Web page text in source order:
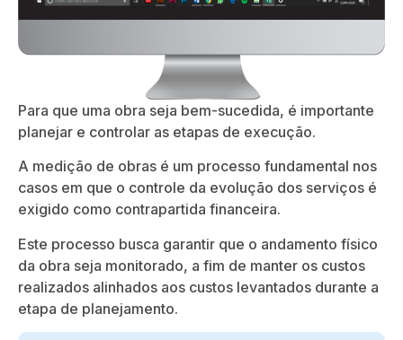
Para que uma obra seja bem-sucedida, é importante
planejar e controlar as etapas de execução.
A medição de obras é um processo fundamental nos
casos em que o controle da evolução dos serviços é
exigido como contrapartida financeira.
Este processo busca garantir que o andamento físico
da obra seja monitorado, a fim de manter os custos
realizados alinhados aos custos levantados durante a
etapa de planejamento.